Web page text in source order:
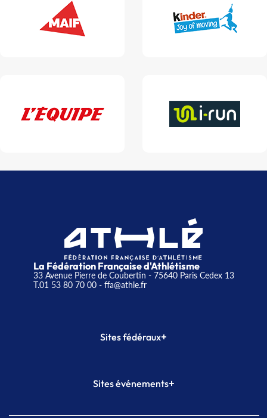
La Fédération Française d'Athlétisme
33 Avenue Pierre de Coubertin - 75640 Paris Cedex 13
T.01 53 80 70 00- ffa@athle.fr
Sites fédéraux+
Plateforme Formation
Sites événements+